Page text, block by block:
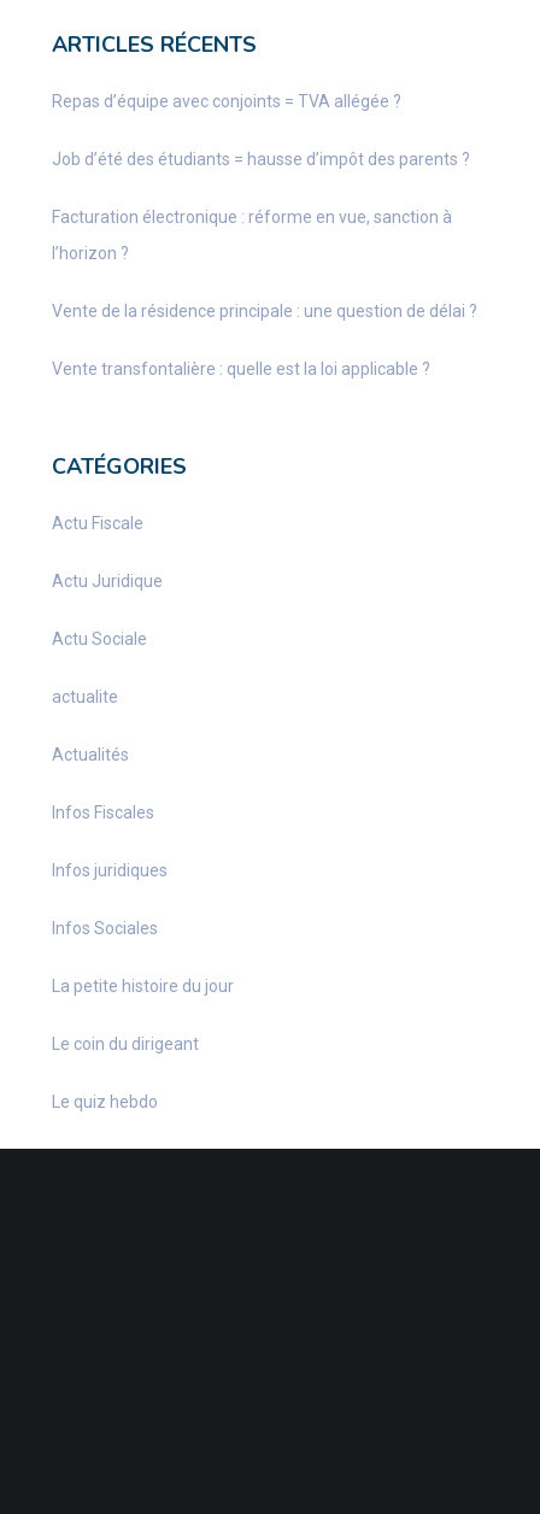
ARTICLES RÉCENTS
Repas d’équipe avec conjoints = TVA allégée ?
Job d’été des étudiants = hausse d’impôt des parents ?
Facturation électronique : réforme en vue, sanction à
l’horizon ?
Vente de la résidence principale : une question de délai ?
Vente transfontalière : quelle est la loi applicable ?
CATÉGORIES
Actu Fiscale
Actu Juridique
Actu Sociale
actualite
Actualités
Infos Fiscales
Infos juridiques
Infos Sociales
La petite histoire du jour
Le coin du dirigeant
Le quiz hebdo